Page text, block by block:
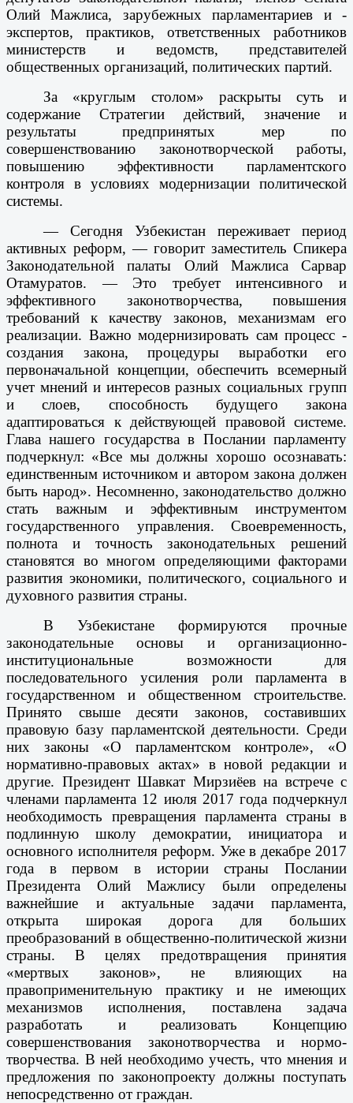
Олий Мажлиса, зарубежных парламентариев и ­
экспертов, практиков, ответственных работников
министерств и ведомств, представителей
общественных организаций, политических партий.
За «круглым столом» раскрыты суть и
содержание Стратегии действий, значение и
результаты предпринятых мер по
совершенствованию законотворческой работы,
повышению эффективности парламентского
контроля в условиях модернизации политической
системы.
— Сегодня Узбекистан переживает период
активных реформ, — говорит заместитель Спикера
Законодательной палаты Олий Мажлиса Сарвар
Отамуратов. — Это требует интенсивного и
эффективного законотворчества, повышения
требований к качеству законов, механизмам его
реализации. Важно модернизировать сам процесс ­
создания закона, процедуры выработки его
первоначальной концепции, обеспечить всемерный
учет мнений и интересов разных социальных групп
и слоев, способность будущего закона
адаптироваться к действующей правовой системе.
Глава нашего государства в Послании парламенту
подчеркнул: «Все мы должны хорошо осознавать:
единственным источником и автором закона должен
быть народ». Несомненно, законодательство должно
стать важным и эффективным инструментом
государственного управления. Своевременность,
полнота и точность законодательных решений
становятся во многом определяющими факторами
развития экономики, политического, социального и
духовного развития страны.
В Узбекистане формируются прочные
законодательные основы и организационно-
институциональные возможности для
последовательного усиления роли парламента в
государственном и общественном строительстве.
Принято свыше десяти законов, составивших
правовую базу парламентской деятельности. Среди
них законы «О парламентском контроле», «О
нормативно-правовых актах» в новой редакции и
другие. Президент Шавкат Мирзиёев на встрече с
членами парламента 12 июля 2017 года подчеркнул
необходимость превращения парламента страны в
подлинную школу демократии, инициатора и
основного исполнителя реформ. Уже в декабре 2017
года в первом в истории страны Послании
Президента Олий Мажлису были определены
важнейшие и актуальные задачи парламента,
открыта широкая дорога для больших
преобразований в общественно-политической жизни
страны. В целях предотвращения принятия
«мертвых законов», не влияющих на
правоприменительную практику и не имеющих
механизмов исполнения, поставлена задача
разработать и реализовать Концепцию
совершенствования законотворчества и нормо­
творчества. В ней необходимо учесть, что мнения и
предложения по законопроекту должны поступать
непосредственно от граждан.